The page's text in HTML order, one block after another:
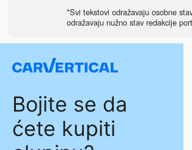
*Svi tekstovi odražavaju osobne
odražavaju nužno stav redakcije